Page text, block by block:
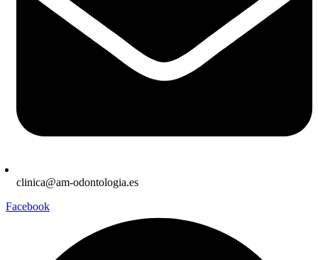
clinica@am-odontologia.es
Facebook